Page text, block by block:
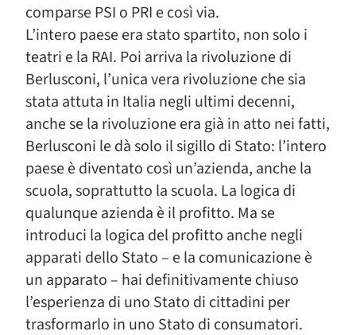
comparse PSI o PRI e così via.
L’intero paese era stato spartito, non solo i
teatri e la RAI. Poi arriva la rivoluzione di
Berlusconi, l’unica vera rivoluzione che sia
stata attuta in Italia negli ultimi decenni,
anche se la rivoluzione era già in atto nei fatti,
Berlusconi le dà solo il sigillo di Stato: l’intero
paese è diventato così un’azienda, anche la
scuola, soprattutto la scuola. La logica di
qualunque azienda è il profitto. Ma se
introduci la logica del profitto anche negli
apparati dello Stato – e la comunicazione è
un apparato – hai definitivamente chiuso
l’esperienza di uno Stato di cittadini per
trasformarlo in uno Stato di consumatori.